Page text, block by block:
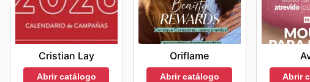
Cristian Lay
Abrir catálogo
Oriflame
Abrir catálogo Abrir